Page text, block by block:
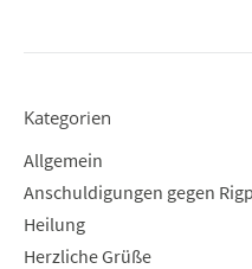
Kategorien
Allgemein
Anschuldigungen gegen
Heilung
Herzliche Grüße